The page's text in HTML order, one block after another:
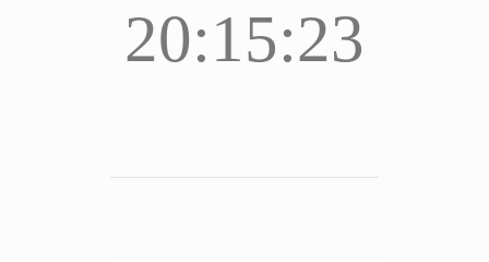
20:15:23